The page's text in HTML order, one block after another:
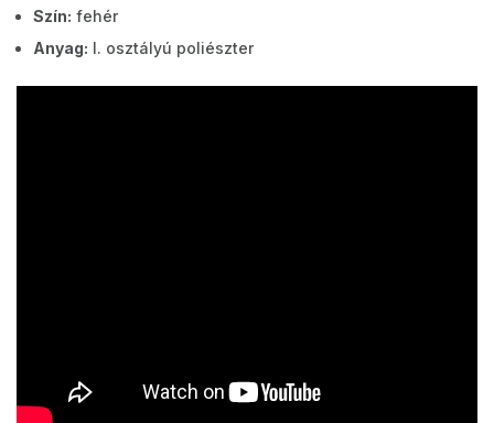
Szín: fehér
Anyag: I. osztályú poliészter